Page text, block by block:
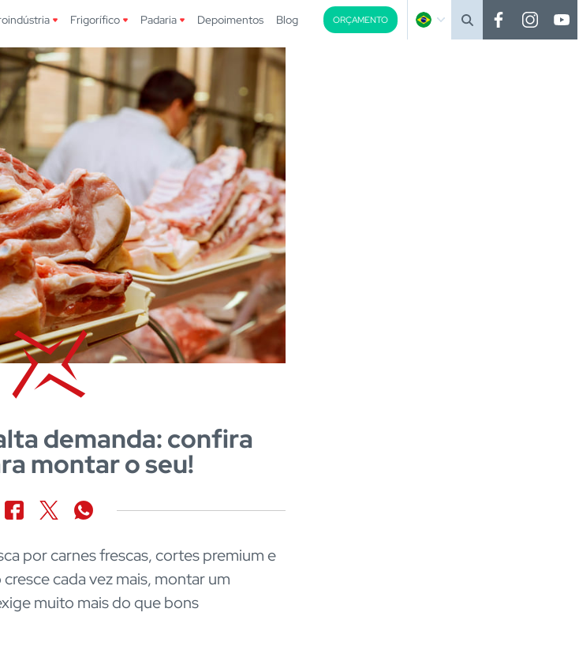
Frigorífico Padaria Depoimentos Blog ORÇAMENTO
demanda: confira
montar o seu!
por carnes frescas, cortes premium e
cada vez mais, montar um
muito mais do que bons